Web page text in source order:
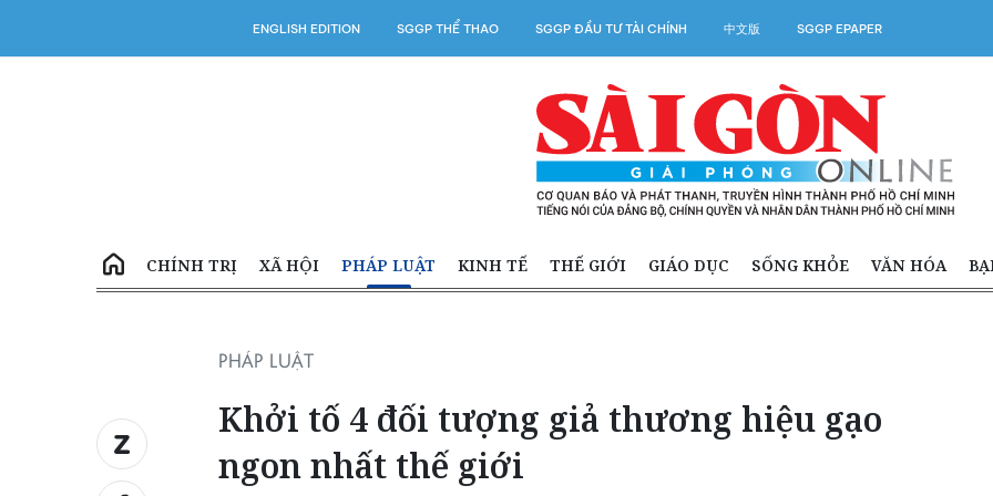
ENGLISH EDITION SGGP THỂ THAO SGGP ĐẦU TƯ TÀI CHÍNH 中文版 SGGP EPAPER
CHÍNH TRỊ XÃ HỘI PHÁP LUẬT KINH TẾ THẾ GIỚI GIÁO DỤC SỐNG KHỎE VĂN HÓA
PHÁP LUẬT
Khởi tố 4 đối tượng giả thương hiệu gạo
ngon nhất thế giới